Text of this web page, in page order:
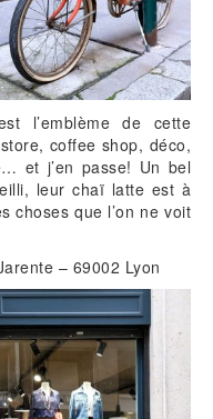
l’emblème de cette
coffee shop, déco,
et j’en passe! Un bel
leur chaï latte est à
choses que l’on ne voit
– 69002 Lyon